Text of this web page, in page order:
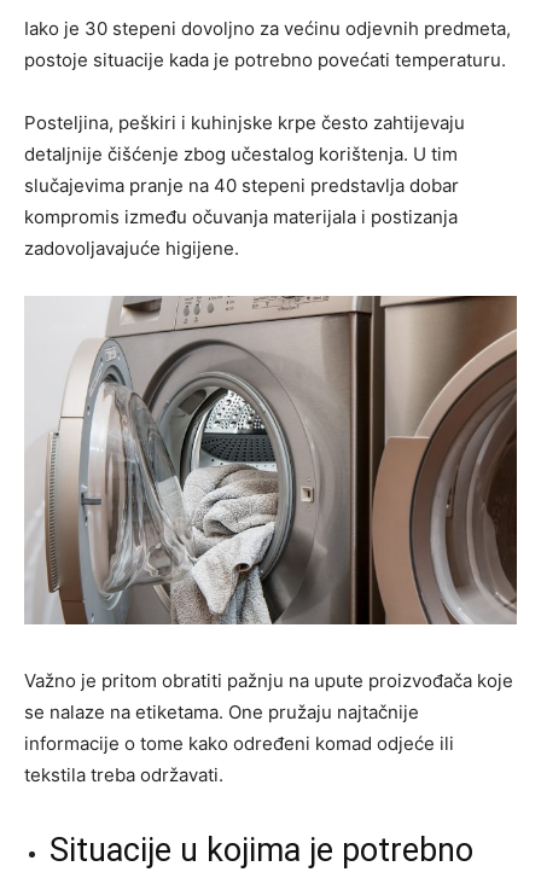
Iako je 30 stepeni dovoljno za većinu odjevnih predmeta,
postoje situacije kada je potrebno povećati temperaturu.
Posteljina, peškiri i kuhinjske krpe često zahtijevaju
detaljnije čišćenje zbog učestalog korištenja. U tim
slučajevima pranje na 40 stepeni predstavlja dobar
kompromis između očuvanja materijala i postizanja
zadovoljavajuće higijene.
Važno je pritom obratiti pažnju na upute proizvođača koje
se nalaze na etiketama. One pružaju najtačnije
informacije o tome kako određeni komad odjeće ili
tekstila treba održavati.
Situacije u kojima je potrebno